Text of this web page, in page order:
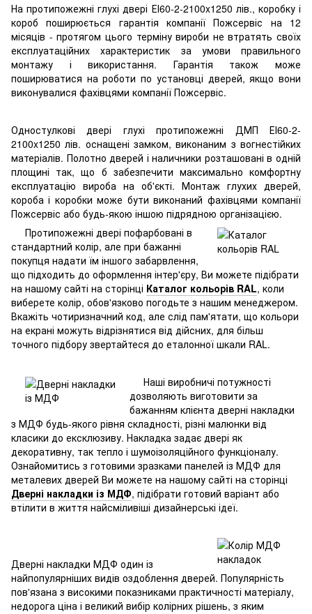
На протипожежні глухі двері ЕІ60-2-2100x1250 лів., коробку і
короб поширюється гарантія компанії Пожсервіс на 12
місяців - протягом цього терміну вироби не втратять своїх
експлуатаційних характеристик за умови правильного
монтажу і використання. Гарантія також може
поширюватися на роботи по установці дверей, якщо вони
виконувалися фахівцями компанії Пожсервіс.
Одностулкові двері глухі протипожежні ДМП ЕІ60-2-
2100x1250 лів. оснащені замком, виконаним з вогнестійких
матеріалів. Полотно дверей і наличники розташовані в одній
площині так, що б забезпечити максимально комфортну
експлуатацію вироба на об'єкті. Монтаж глухих дверей,
короба і коробки може бути виконаний фахівцями компанії
Пожсервіс або будь-якою іншою підрядною організацією.
Протипожежні двері пофарбовані в
стандартний колір, але при бажанні
покупця надати їм іншого забарвлення,
що підходить до оформлення інтер'єру, Ви можете підібрати
на нашому сайті на сторінці Каталог кольорів RAL, коли
виберете колір, обов'язково погодьте з нашим менеджером.
Вкажіть чотиризначний код, але слід пам'ятати, що кольори
на екрані можуть відрізнятися від дійсних, для більш
точного підбору звертайтеся до еталонної шкали RAL.
Наші виробничі потужності
дозволяють виготовити за
бажанням клієнта дверні накладки
з МДФ будь-якого рівня складності, різні малюнки від
класики до ексклюзиву. Накладка задає двері як
декоративну, так тепло і шумоізоляційного функціоналу.
Ознайомитись з готовими зразками панелей із МДФ для
металевих дверей Ви можете на нашому сайті на сторінці
Дверні накладки із МДФ, підібрати готовий варіант або
втілити в життя найсміливіші дизайнерські ідеї.
Дверні накладки МДФ один із
найпопулярніших видів оздоблення дверей. Популярність
пов'язана з високими показниками практичності матеріалу,
недорога ціна і великий вибір колірних рішень, з яким